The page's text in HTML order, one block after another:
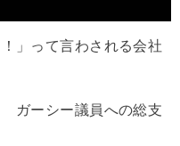
」って言わされる会社
ガーシー議員への総支